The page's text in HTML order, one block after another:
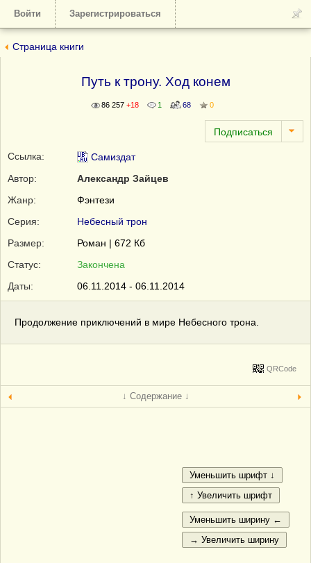
Войти Зарегистрироваться
Страница книги
Путь к трону. Ход конем
86 257 +18 1 68 0
Ссылка:
Самиздат
Автор:
Александр Зайцев
Жанр:
Фэнтези
Серия:
Небесный трон
Размер:
Роман | 672 Кб
Статус:
Закончена
Даты:
06.11.2014 - 06.11.2014
Продолжение приключений в мире Небесного трона.
QRCode
↓ Содержание ↓